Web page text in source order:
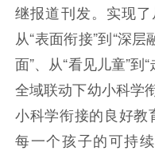
继报道刊发。实现了
从“表面衔接”到“深层
面”、从“看见儿童”到
全域联动下幼小科学
小科学衔接的良好
每一个孩子的可持